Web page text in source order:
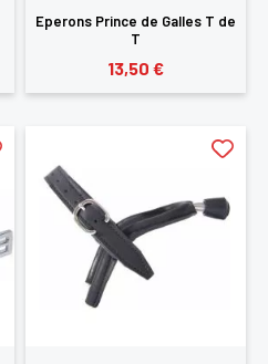
Eperons Prince de Galles T de
T
13,50 €